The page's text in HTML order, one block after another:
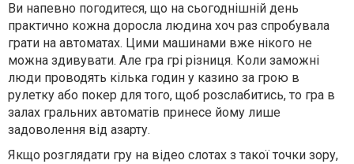
Ви напевно погодитеся, що на сьогоднішній день
практично кожна доросла людина хоч раз спробувала
грати на автоматах. Цими машинами вже нікого не
можна здивувати. Але гра грі різниця. Коли заможні
люди проводять кілька годин у казино за грою в
рулетку або покер для того, щоб розслабитись, то гра в
залах гральних автоматів принесе йому лише
задоволення від азарту.
Якщо розглядати гру на відео слотах з такої точки зору,